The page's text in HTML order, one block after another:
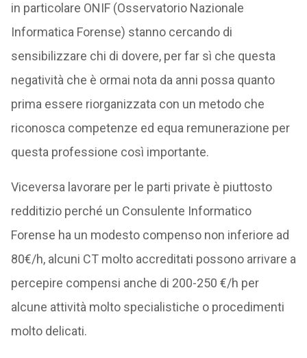
in particolare ONIF (Osservatorio Nazionale
Informatica Forense) stanno cercando di
sensibilizzare chi di dovere, per far sì che questa
negatività che è ormai nota da anni possa quanto
prima essere riorganizzata con un metodo che
riconosca competenze ed equa remunerazione per
questa professione così importante.
Viceversa lavorare per le parti private è piuttosto
redditizio perché un Consulente Informatico
Forense ha un modesto compenso non inferiore ad
80€/h, alcuni CT molto accreditati possono arrivare a
percepire compensi anche di 200-250 €/h per
alcune attività molto specialistiche o procedimenti
molto delicati.